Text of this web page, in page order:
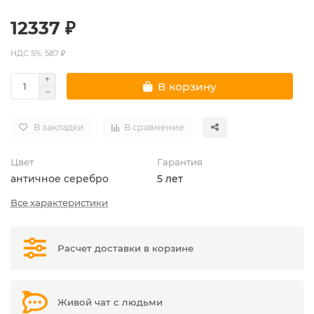
12337 ₽
НДС 5%: 587 ₽
В корзину
В закладки В сравнение
Цвет
античное серебро
Гарантия
5 лет
Все характеристики
Расчет доставки в корзине
Живой чат с людьми